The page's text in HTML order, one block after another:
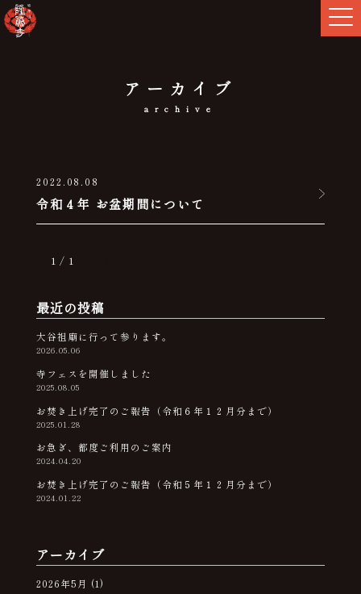
アーカイブ
archive
2022.08.08
令和４年 お盆期間について
1 / 1
最近の投稿
大谷祖廟に行って参ります。
2026.05.06
寺フェスを開催しました
2025.08.05
お焚き上げ完了のご報告（令和６年１２月分まで）
2025.01.28
お急ぎ、都度ご利用のご案内
2024.04.20
お焚き上げ完了のご報告（令和５年１２月分まで）
2024.01.22
アーカイブ
2026年5月 (1)